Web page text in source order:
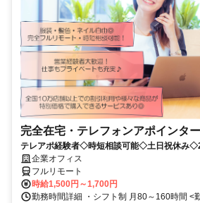
完全在宅・テレフォンアポインター
テレアポ経験者◇時短相談可能◇土日祝休み
企業オフィス
フルリモート
時給1,500円～1,700円
勤務時間詳細 ・シフト制 月80～160時間 <